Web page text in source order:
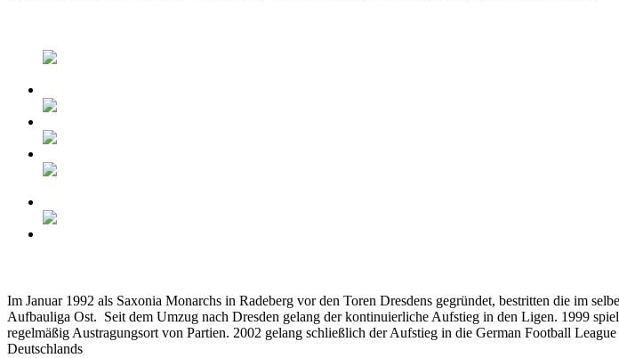
Im Januar 1992 als Saxonia Monarchs in Radeberg vor den Toren Dresdens gegründet, bestritten die im
Aufbauliga Ost. Seit dem Umzug nach Dresden gelang der kontinuierliche Aufstieg in den Ligen. 1999
regelmäßig Austragungsort von Partien. 2002 gelang schließlich der Aufstieg in die German Football
Deutschlands